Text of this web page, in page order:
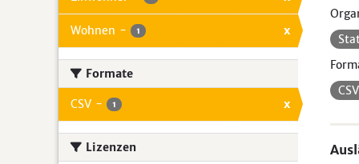
Wohnen - 1 x
Formate
CSV - 1 x
Lizenzen
CSV